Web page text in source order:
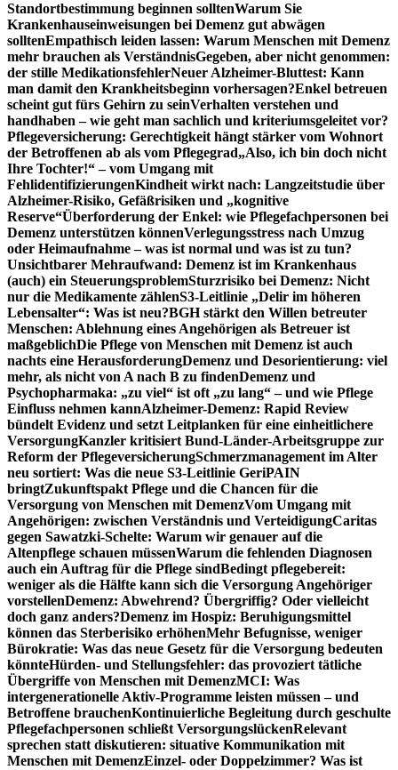
Standortbestimmung beginnen solltenWarum Sie
Krankenhauseinweisungen bei Demenz gut abwägen
solltenEmpathisch leiden lassen: Warum Menschen mit Demenz
mehr brauchen als VerständnisGegeben, aber nicht genommen:
der stille MedikationsfehlerNeuer Alzheimer-Bluttest: Kann
man damit den Krankheitsbeginn vorhersagen?Enkel betreuen
scheint gut fürs Gehirn zu seinVerhalten verstehen und
handhaben – wie geht man sachlich und kriteriumsgeleitet vor?
Pflegeversicherung: Gerechtigkeit hängt stärker vom Wohnort
der Betroffenen ab als vom Pflegegrad„Also, ich bin doch nicht
Ihre Tochter!“ – vom Umgang mit
FehlidentifizierungenKindheit wirkt nach: Langzeitstudie über
Alzheimer-Risiko, Gefäßrisiken und „kognitive
Reserve“Überforderung der Enkel: wie Pflegefachpersonen bei
Demenz unterstützen könnenVerlegungsstress nach Umzug
oder Heimaufnahme – was ist normal und was ist zu tun?
Unsichtbarer Mehraufwand: Demenz ist im Krankenhaus
(auch) ein SteuerungsproblemSturzrisiko bei Demenz: Nicht
nur die Medikamente zählenS3-Leitlinie „Delir im höheren
Lebensalter“: Was ist neu?BGH stärkt den Willen betreuter
Menschen: Ablehnung eines Angehörigen als Betreuer ist
maßgeblichDie Pflege von Menschen mit Demenz ist auch
nachts eine HerausforderungDemenz und Desorientierung: viel
mehr, als nicht von A nach B zu findenDemenz und
Psychopharmaka: „zu viel“ ist oft „zu lang“ – und wie Pflege
Einfluss nehmen kannAlzheimer-Demenz: Rapid Review
bündelt Evidenz und setzt Leitplanken für eine einheitlichere
VersorgungKanzler kritisiert Bund-Länder-Arbeitsgruppe zur
Reform der PflegeversicherungSchmerzmanagement im Alter
neu sortiert: Was die neue S3-Leitlinie GeriPAIN
bringtZukunftspakt Pflege und die Chancen für die
Versorgung von Menschen mit DemenzVom Umgang mit
Angehörigen: zwischen Verständnis und VerteidigungCaritas
gegen Sawatzki-Schelte: Warum wir genauer auf die
Altenpflege schauen müssenWarum die fehlenden Diagnosen
auch ein Auftrag für die Pflege sindBedingt pflegebereit:
weniger als die Hälfte kann sich die Versorgung Angehöriger
vorstellenDemenz: Abwehrend? Übergriffig? Oder vielleicht
doch ganz anders?Demenz im Hospiz: Beruhigungsmittel
können das Sterberisiko erhöhenMehr Befugnisse, weniger
Bürokratie: Was das neue Gesetz für die Versorgung bedeuten
könnteHürden- und Stellungsfehler: das provoziert tätliche
Übergriffe von Menschen mit DemenzMCI: Was
intergenerationelle Aktiv-Programme leisten müssen – und
Betroffene brauchenKontinuierliche Begleitung durch geschulte
Pflegefachpersonen schließt VersorgungslückenRelevant
sprechen statt diskutieren: situative Kommunikation mit
Menschen mit DemenzEinzel- oder Doppelzimmer? Was ist